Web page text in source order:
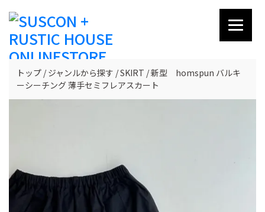
トップ ジャンルから探す SKIRT 新型 homspun バルキ
ーシーチング 薄手セミフレアスカート